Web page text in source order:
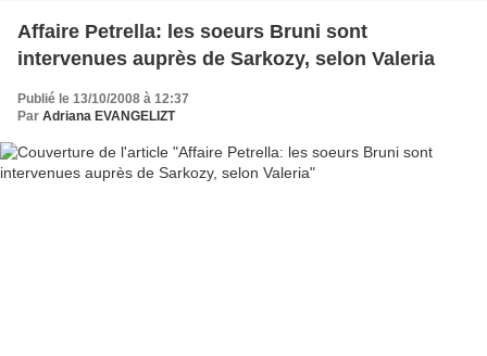
Affaire Petrella: les soeurs Bruni sont
intervenues auprès de Sarkozy, selon Valeria
Publié le 13/10/2008 à 12:37
Par Adriana EVANGELIZT